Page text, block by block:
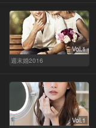
Vol.1
週末婚2016
Vol.1